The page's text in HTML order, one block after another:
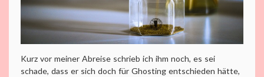
Kurz vor meiner Abreise schrieb ich ihm noch, es sei
schade, dass er sich doch für Ghosting entschieden hätte,